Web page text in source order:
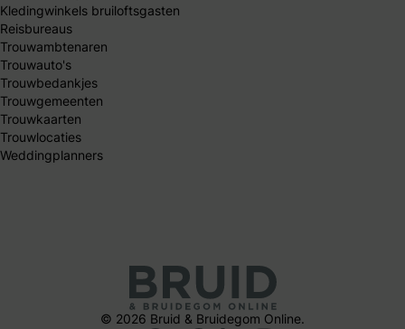
Kledingwinkels bruiloftsgasten
Reisbureaus
Trouwambtenaren
Trouwauto's
Trouwbedankjes
Trouwgemeenten
Trouwkaarten
Trouwlocaties
Weddingplanners
© 2026 Bruid & Bruidegom Online.